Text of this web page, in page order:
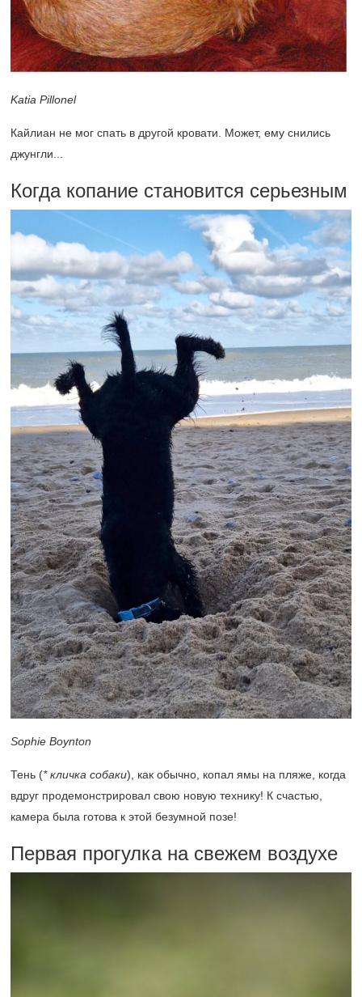
Katia Pillonel
Кайлиан не мог спать в другой кровати. Может, ему снились
джунгли...
Когда копание становится серьезным
Sophie Boynton
Тень (* кличка собаки), как обычно, копал ямы на пляже, когда
вдруг продемонстрировал свою новую технику! К счастью,
камера была готова к этой безумной позе!
Первая прогулка на свежем воздухе